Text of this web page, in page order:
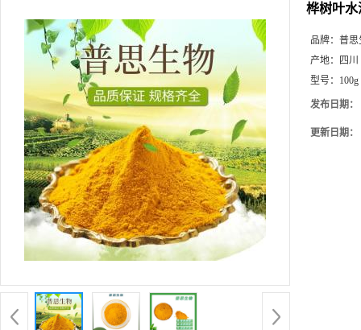
桦树叶水
品牌： 普思
产地：
四川
型号： 100g
发布日期：
更新日期：